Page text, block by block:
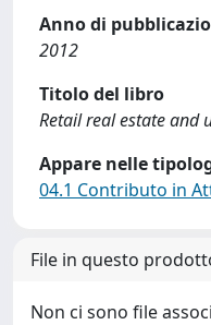
Anno di
2012
Titolo del libro
Retail real estate and
Appare nelle
04.1 Contributo in
File in questo
Non ci sono file